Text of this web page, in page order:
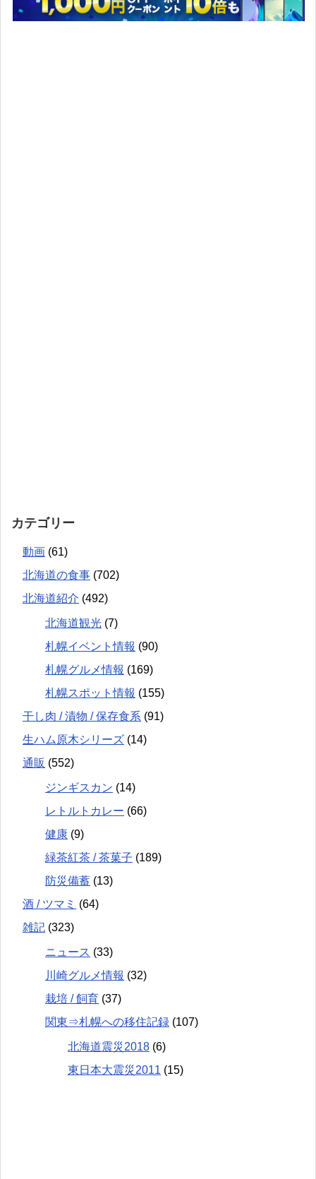
カテゴリー
動画 (61)
北海道の食事 (702)
北海道紹介 (492)
北海道観光 (7)
札幌イベント情報 (90)
札幌グルメ情報 (169)
札幌スポット情報 (155)
干し肉 / 漬物 / 保存食系 (91)
生ハム原木シリーズ (14)
通販 (552)
ジンギスカン (14)
レトルトカレー (66)
健康 (9)
緑茶紅茶 / 茶菓子 (189)
防災備蓄 (13)
酒 / ツマミ (64)
雑記 (323)
ニュース (33)
川崎グルメ情報 (32)
栽培 / 飼育 (37)
関東⇒札幌への移住記録 (107)
北海道震災2018 (6)
東日本大震災2011 (15)